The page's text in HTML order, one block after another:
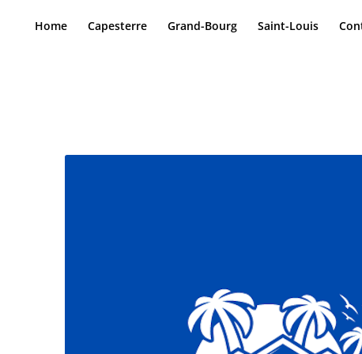
Home Capesterre Grand-Bourg Saint-Louis